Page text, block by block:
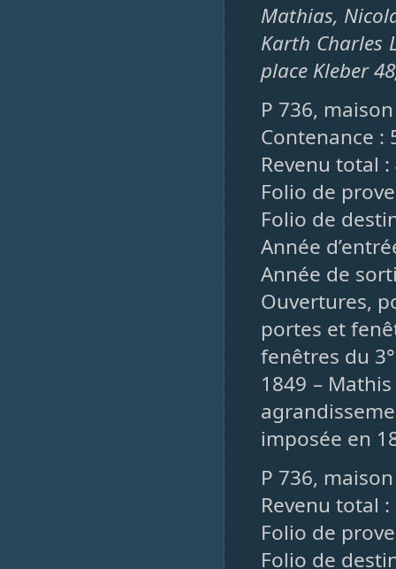
Mathias,
Karth Charles
place Kleber
P 736,
Contenance :
Revenu total
Folio de
Folio de
Année
Année de
Ouvertures,
portes et
fenêtres du
1849 –
imposée en
P 736, maison
Revenu total
Folio de
Folio de